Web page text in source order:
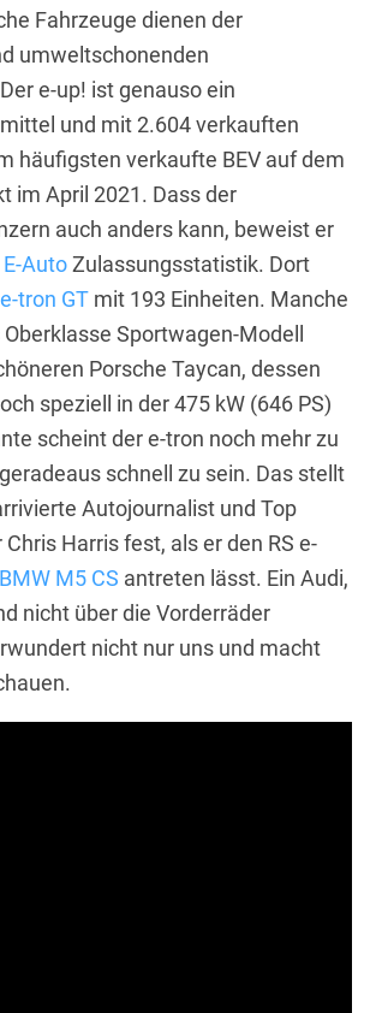
Fahrzeuge dienen der
umweltschonenden
e-up! ist genauso ein
und mit 2.604 verkauften
häufigsten verkaufte BEV auf dem
im April 2021. Dass der
auch anders kann, beweist er
E-AutoZulassungsstatistik. Dort
tron GT mit 193 Einheiten. Manche
Sportwagen-Modell
Porsche Taycan, dessen
speziell in der 475 kW (646 PS)
scheint der e-tron noch mehr zu
schnell zu sein. Das stellt
Autojournalist und Top
Harris fest, als er den RS e-
BMW M5 CS antreten lässt. Ein Audi,
nicht über die Vorderräder
nicht nur uns und macht